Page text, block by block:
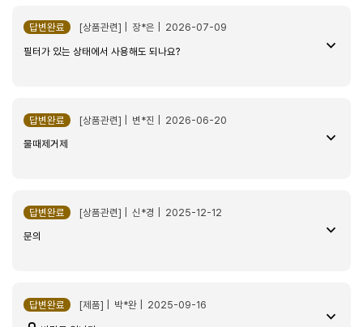
soon****
좋은제품 빠르게 잘 받았습니다
po****
잘 받았습니다....
gaja*****
한국서도 석회질 뜨는군요
답변완료
[상품관련] | 장*은 | 2026-07-09
필터가 있는 상태에서 사용해도 되나요?
답변완료
[상품관련] | 변*진 | 2026-06-20
물때제거제
답변완료
[상품관련] | 신*경 | 2025-12-12
문의
답변완료 [제품] | 박*완 | 2025-09-16